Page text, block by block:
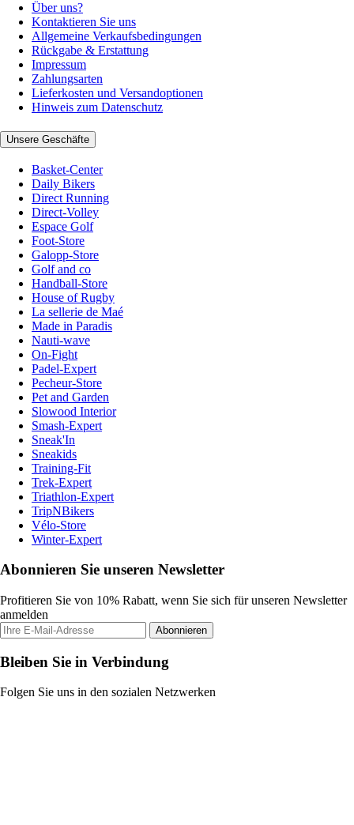
Über uns?
Kontaktieren Sie uns
Allgemeine Verkaufsbedingungen
Rückgabe & Erstattung
Impressum
Zahlungsarten
Lieferkosten und Versandoptionen
Hinweis zum Datenschutz
Unsere Geschäfte
Basket-Center
Daily Bikers
Direct Running
Direct-Volley
Espace Golf
Foot-Store
Galopp-Store
Golf and co
Handball-Store
House of Rugby
La sellerie de Maé
Made in Paradis
Nauti-wave
On-Fight
Padel-Expert
Pecheur-Store
Pet and Garden
Slowood Interior
Smash-Expert
Sneak'In
Sneakids
Training-Fit
Trek-Expert
Triathlon-Expert
TripNBikers
Vélo-Store
Winter-Expert
Abonnieren Sie unseren Newsletter
Profitieren Sie von 10% Rabatt, wenn Sie sich für unseren Newsletter
anmelden
Abonnieren
Bleiben Sie in Verbindung
Folgen Sie uns in den sozialen Netzwerken